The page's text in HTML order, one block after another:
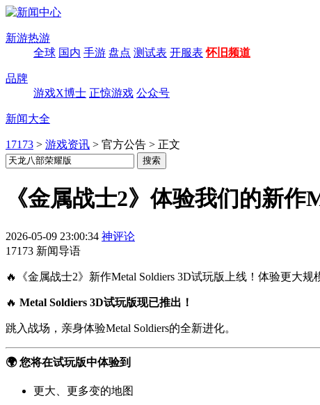
新游热游
全球 国内 手游 盘点 测试表 开服表 怀旧频道
品牌
游戏X博士 正惊游戏 公众号
新闻大全
17173 > 游戏资讯 > 官方公告 > 正文
《金属战士2》体验我们的新作
2026-05-09 23:00:34 神评论
17173 新闻导语
🔥《金属战士2》新作Metal Soldiers 3D试玩版上线！体验更大
🔥 Metal Soldiers 3D试玩版现已推出！
跳入战场，亲身体验Metal Soldiers的全新进化。
🌍 您将在试玩版中体验到
更大、更多变的地图